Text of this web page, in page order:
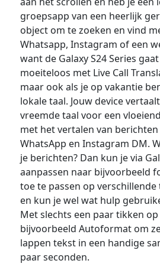
groepsapp van een heerlijk
object om te zoeken en vind
Whatsapp, Instagram of een
want de Galaxy S24 Series
moeiteloos met Live Call
maar ook als je op vakantie
lokale taal. Jouw device
vreemde taal voor een
met het vertalen van
WhatsApp en Instagram DM.
je berichten? Dan kun je via
aanpassen naar bijvoorbeeld
toe te passen op
en kun je wel wat hulp
Met slechts een paar tikken
bijvoorbeeld Autoformat om
lappen tekst in een handige
paar seconden.